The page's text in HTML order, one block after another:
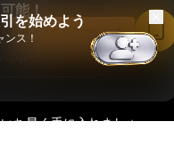
ち早く手に入れましょ
能！
を始めよう
ス！Bybitアプリで読む